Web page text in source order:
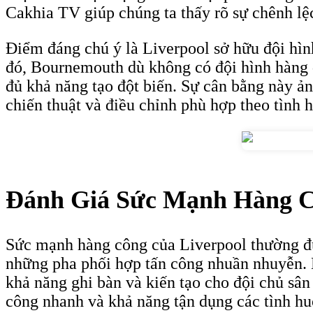
Cakhia TV giúp chúng ta thấy rõ sự chênh
Điểm đáng chú ý là Liverpool sở hữu đội
đó, Bournemouth dù không có đội hình
đủ khả năng tạo đột biến. Sự cân bằng này
chiến thuật và điều chỉnh phù hợp theo tình
Đánh Giá Sức Mạnh Hàng
Sức mạnh hàng công của Liverpool thường
những pha phối hợp tấn công nhuần
khả năng ghi bàn và kiến tạo cho đội chủ
công nhanh và khả năng tận dụng các tình